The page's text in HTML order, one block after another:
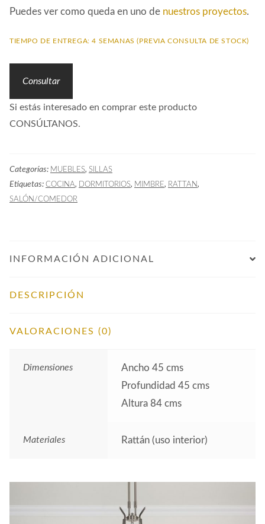
Puedes ver como queda en uno de nuestros proyectos.
TIEMPO DE ENTREGA: 4 SEMANAS (PREVIA CONSULTA DE STOCK)
Consultar
Si estás interesado en comprar este producto
CONSÚLTANOS.
Categorías: MUEBLES, SILLAS
Etiquetas: COCINA, DORMITORIOS, MIMBRE, RATTAN,
SALÓN/COMEDOR
INFORMACIÓN ADICIONAL
DESCRIPCIÓN
VALORACIONES (0)
Dimensiones
Ancho 45 cms
Profundidad 45 cms
Altura 84 cms
Materiales Rattán (uso interior)